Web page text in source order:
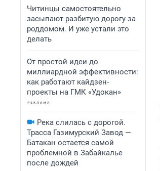
Читинцы самостоятельно
засыпают разбитую дорогу за
роддомом. И уже устали это
делать
От простой идеи до
миллиардной эффективности:
как работают кайдзен-
проекты на ГМК «Удокан»
Река слилась с дорогой.
Трасса Газимурский Завод —
Батакан остается самой
проблемной в Забайкалье
после дождей